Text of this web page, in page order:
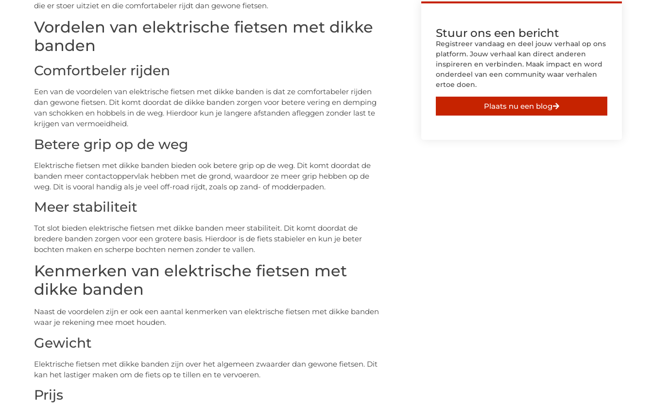
die er stoer uitziet en die comfortabeler rijdt dan gewone fietsen.
Vordelen van elektrische fietsen met dikke
banden
Comfortbeler rijden
Een van de voordelen van elektrische fietsen met dikke banden is dat ze comfortabeler rijden
dan gewone fietsen. Dit komt doordat de dikke banden zorgen voor betere vering en demping
van schokken en hobbels in de weg. Hierdoor kun je langere afstanden afleggen zonder last te
krijgen van vermoeidheid.
Betere grip op de weg
Elektrische fietsen met dikke banden bieden ook betere grip op de weg. Dit komt doordat de
banden meer contactoppervlak hebben met de grond, waardoor ze meer grip hebben op de
weg. Dit is vooral handig als je veel off-road rijdt, zoals op zand- of modderpaden.
Meer stabiliteit
Tot slot bieden elektrische fietsen met dikke banden meer stabiliteit. Dit komt doordat de
bredere banden zorgen voor een grotere basis. Hierdoor is de fiets stabieler en kun je beter
bochten maken en scherpe bochten nemen zonder te vallen.
Kenmerken van elektrische fietsen met
dikke banden
Naast de voordelen zijn er ook een aantal kenmerken van elektrische fietsen met dikke banden
waar je rekening mee moet houden.
Gewicht
Elektrische fietsen met dikke banden zijn over het algemeen zwaarder dan gewone fietsen. Dit
kan het lastiger maken om de fiets op te tillen en te vervoeren.
Prijs
Stuur ons een bericht
Registreer vandaag en deel jouw verhaal op ons
platform. Jouw verhaal kan direct anderen
inspireren en verbinden. Maak impact en word
onderdeel van een community waar verhalen
ertoe doen.
Plaats nu een blog